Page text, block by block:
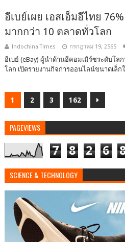
อีเบย์เผย เอสเอ็มอีไทย
มากกว่า 10 ตลาดทั่วโลก
Indochina Times กรกฎาคม 19, 2565
อีเบย์ (eBay) ผู้นำด้านอีคอมเมิร์ซระดับโ
โลก เปิดรายงานกิจการออนไลน์ขนาดเล็ก
1 2 3 162
PAGEVIEWS
7 8 2 6
SCIENCE & TECHNOLOGY